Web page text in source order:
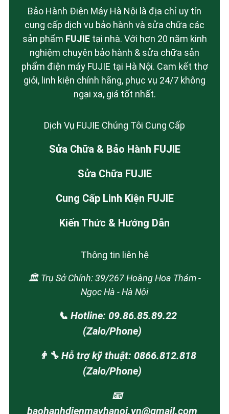
Bảo Hành Điện Máy Hà Nội là địa chỉ uy tín
cung cấp dịch vụ bảo hành và sửa chữa các
sản phẩm FUJIEtại nhà. Với hơn 20 năm kinh
nghiệm chuyên bảo hành & sửa chữa sản
phẩm điện máy FUJIE tại Hà Nội. Cam kết thợ
giỏi, linh kiện chính hãng, phục vụ 24/7 không
ngại xa, giá tốt nhất.
Dịch Vụ FUJIE Chúng Tôi Cung Cấp
Sửa Chữa & Bảo Hành FUJIE
Sửa Chữa FUJIE
Cung Cấp Linh Kiện FUJIE
Kiến Thức & Hướng Dẫn
Thông tin liên hệ
🏛️ Trụ Sở Chính: 39/267 Hoàng Hoa Thám -
Ngọc Hà - Hà Nội
📞 Hotline: 09.86.85.89.22
(Zalo/Phone)
👨‍🔧 Hỗ trợ kỹ thuật: 0866.812.818
(Zalo/Phone)
📧
baohanhdienmayhanoi.vn@gmail.com